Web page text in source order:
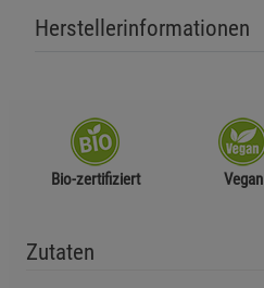
Herstellerinformationen
Bio-zertifiziert Vegan
Zutaten